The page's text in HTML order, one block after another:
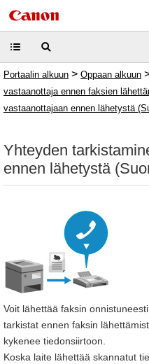
Portaalin alkuun > Oppaan alkuun
vastaanottaja ennen faksien
vastaanottajaan ennen lähetystä
Yhteyden
ennen lähetystä
Voit lähettää faksin
tarkistat ennen faksin
kykenee tiedonsiirtoon.
Koska laite lähettää skannatut